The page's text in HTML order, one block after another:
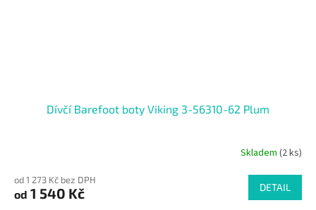
Dívčí Barefoot boty Viking 3-56310-62 Plum
Skladem (2 ks)
od 1 273 Kč bez DPH
od 1 540 Kč DETAIL